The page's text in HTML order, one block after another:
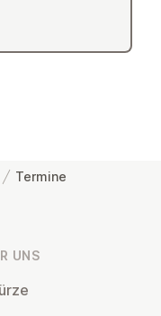
Termine
UNS